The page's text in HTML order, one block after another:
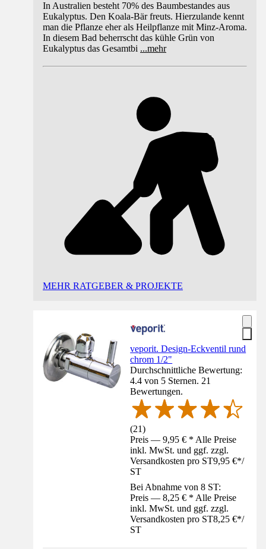
In Australien besteht 70% des Baumbestandes aus
Eukalyptus. Den Koala-Bär freuts. Hierzulande kennt
man die Pflanze eher als Heilpflanze mit Minz-Aroma.
In diesem Bad beherrscht das kühle Grün von
Eukalyptus das Gesamtbi ...mehr
MEHR RATGEBER & PROJEKTE
veporit. Design-Eckventil rund
chrom 1/2"
Durchschnittliche Bewertung:
4.4 von 5 Sternen. 21
Bewertungen.
(21)
Preis — 9,95 € * Alle Preise
inkl. MwSt. und ggf. zzgl.
Versandkosten pro ST9,95 €*/
ST
Bei Abnahme von 8 ST:
Preis — 8,25 € * Alle Preise
inkl. MwSt. und ggf. zzgl.
Versandkosten pro ST8,25 €*/
ST